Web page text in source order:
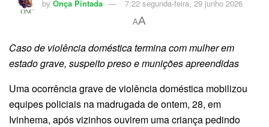
by Onça Pintada 7:22 segunda-feira, 29 junho 2026
AA
Caso de violência doméstica termina com mulher em
estado grave, suspeito preso e munições apreendidas
Uma ocorrência grave de violência doméstica mobilizou
equipes policiais na madrugada de ontem, 28, em
Ivinhema, após vizinhos ouvirem uma criança pedindo